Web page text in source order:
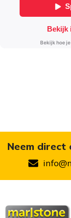
Neem